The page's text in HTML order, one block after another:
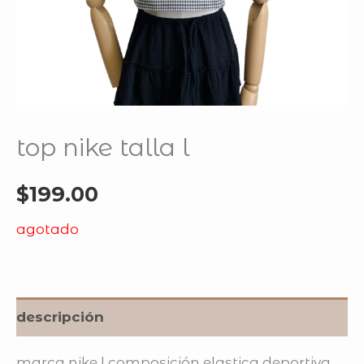
top nike talla l
$199.00
agotado
descripción